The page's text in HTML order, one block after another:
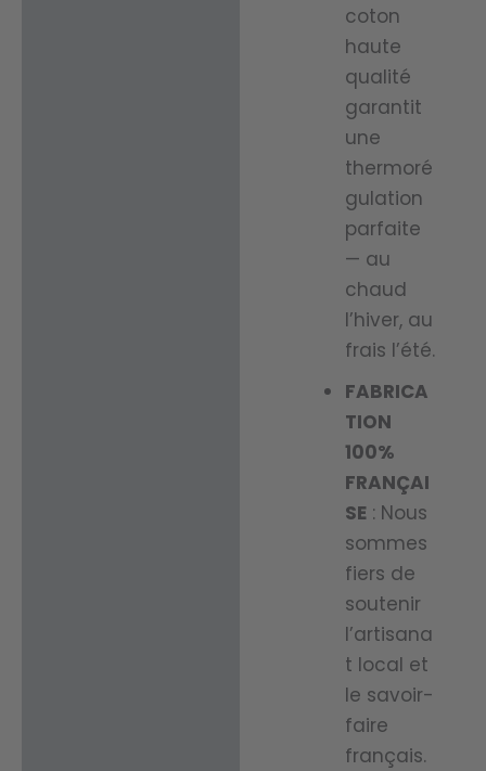
coton
haute
qualité
garantit
une
thermoré
gulation
parfaite
— au
chaud
l’hiver, au
frais l’été.
FABRICA
TION
100%
FRANÇAI
SE: Nous
sommes
fiers de
soutenir
l’artisana
t local et
le savoir-
faire
français.